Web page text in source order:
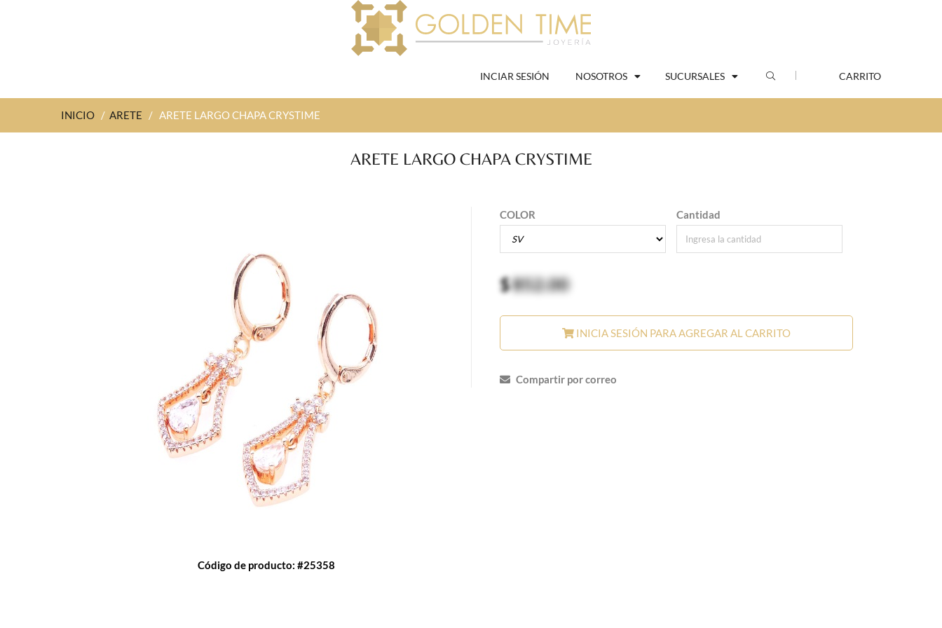
INCIAR SESIÓN NOSOTROS SUCURSALES CARRITO
INICIO / ARETE / ARETE LARGO CHAPA CRYSTIME
ARETE LARGO CHAPA CRYSTIME
Código de producto: #25358
COLOR Cantidad
$852.00
INICIA SESIÓN PARA AGREGAR AL CARRITO
Compartir por correo